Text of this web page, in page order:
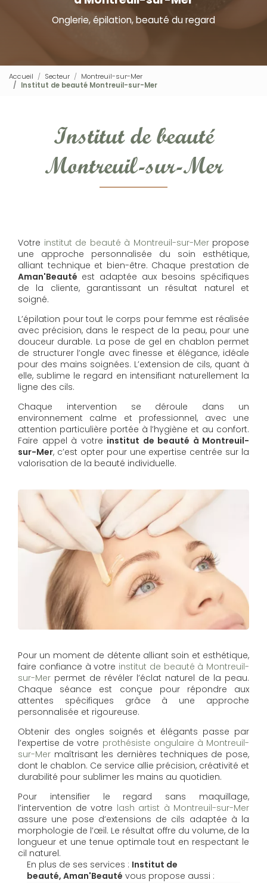
Onglerie, épilation, beauté du regard
Accueil Secteur
Montreuil-sur-Mer
Institut de beauté Montreuil-sur-Mer
Institut de beauté
Montreuil-sur-Mer
Votre institut de beauté à Montreuil-sur-Mer propose
une approche personnalisée du soin esthétique,
alliant technique et bien-être. Chaque prestation de
Aman'Beauté est adaptée aux besoins spécifiques
de la cliente, garantissant un résultat naturel et
soigné.
L’épilation pour tout le corps pour femme est réalisée
avec précision, dans le respect de la peau, pour une
douceur durable. La pose de gel en chablon permet
de structurer l’ongle avec finesse et élégance, idéale
pour des mains soignées. L’extension de cils, quant à
elle, sublime le regard en intensifiant naturellement la
ligne des cils.
Chaque intervention se déroule dans un
environnement calme et professionnel, avec une
attention particulière portée à l’hygiène et au confort.
Faire appel à votre institut de beauté à Montreuil-
sur-Mer, c’est opter pour une expertise centrée sur la
valorisation de la beauté individuelle.
Pour un moment de détente alliant soin et esthétique,
faire confiance à votre institut de beauté à Montreuil-
sur-Mer permet de révéler l’éclat naturel de la peau.
Chaque séance est conçue pour répondre aux
attentes spécifiques grâce à une approche
personnalisée et rigoureuse.
Obtenir des ongles soignés et élégants passe par
l’expertise de votre prothésiste ongulaire à Montreuil-
sur-Mer maîtrisant les dernières techniques de pose,
dont le chablon. Ce service allie précision, créativité et
durabilité pour sublimer les mains au quotidien.
Pour intensifier le regard sans maquillage,
l’intervention de votre lash artist à Montreuil-sur-Mer
assure une pose d’extensions de cils adaptée à la
morphologie de l’œil. Le résultat offre du volume, de la
longueur et une tenue optimale tout en respectant le
cil naturel.
En plus de ses services : Institut de
beauté, Aman'Beauté vous propose aussi :